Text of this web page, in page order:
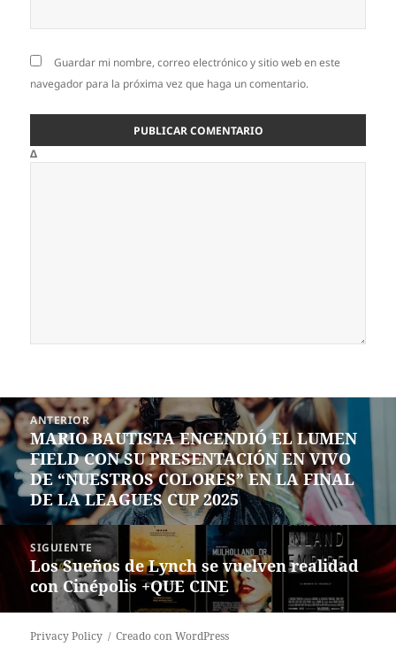
Guardar mi nombre, correo electrónico y sitio web en este
navegador para la próxima vez que haga un comentario.
Δ
Navegación
de
entradas
ANTERIOR
Entrada
anterior:
MARIO BAUTISTA ENCENDIÓ EL LUMEN
FIELD CON SU PRESENTACIÓN EN VIVO
DE “NUESTROS COLORES” EN LA FINAL
DE LA LEAGUES CUP 2025
SIGUIENTE
Siguiente
entrada:
Los Sueños de Lynch se vuelven realidad
con Cinépolis +QUE CINE
Privacy Policy Creado con WordPress